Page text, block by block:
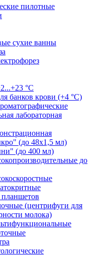
пилотные
сухие ванны
°С
банков крови (+4 °С)
лабораторная
(до 48x1,5 мл)
(до 400 мл)
до
(центрифуги для
молока)